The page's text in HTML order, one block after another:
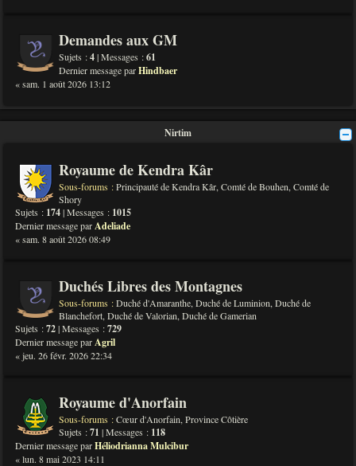
Demandes aux GM
Sujets :4| Messages :61
Dernier message parHindbaer
« sam. 1 août 2026 13:12
Nirtim
Royaume de Kendra Kâr
Sous-forums :Principauté de Kendra Kâr, Comté de Bouhen, Comté de
Shory
Sujets : 174| Messages : 1015
Dernier message parAdeliade
« sam. 8 août 2026 08:49
Duchés Libres des Montagnes
Sous-forums :Duché d'Amaranthe, Duché de Luminion, Duché de
Blanchefort, Duché de Valorian, Duché de Gamerian
Sujets :72| Messages :729
Dernier message parAgril
« jeu. 26 févr. 2026 22:34
Royaume d'Anorfain
Sous-forums :Cœur d'Anorfain, Province Côtière
Sujets :71 | Messages : 118
Dernier message parHéliodrianna Mulcibur
« lun. 8 mai 2023 14:11